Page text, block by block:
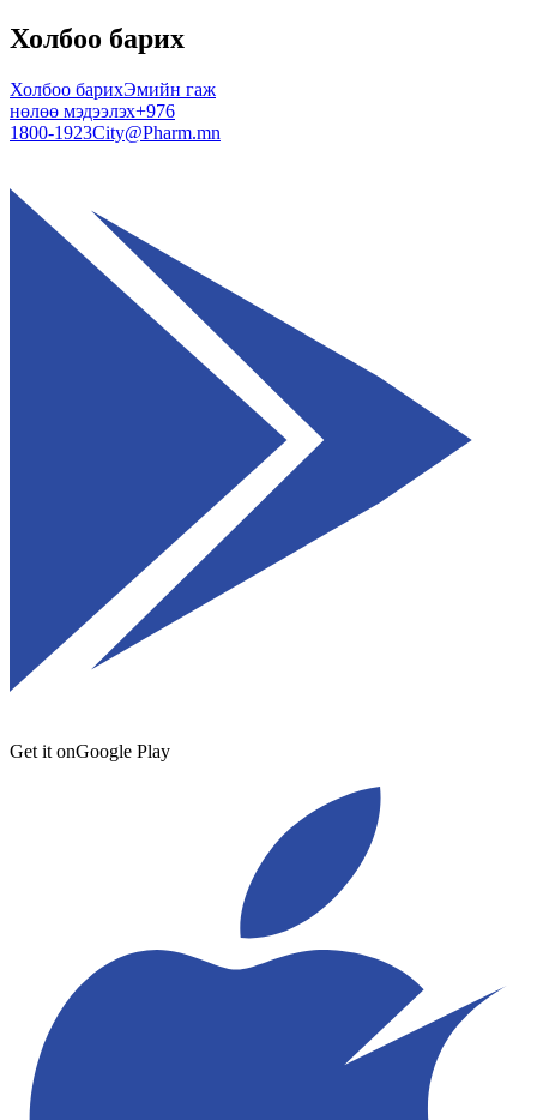
Холбоо барих
Холбоо барихЭмийн гаж
нөлөө мэдээлэх+976
1800-1923City@Pharm.mn
Get it onGoogle Play